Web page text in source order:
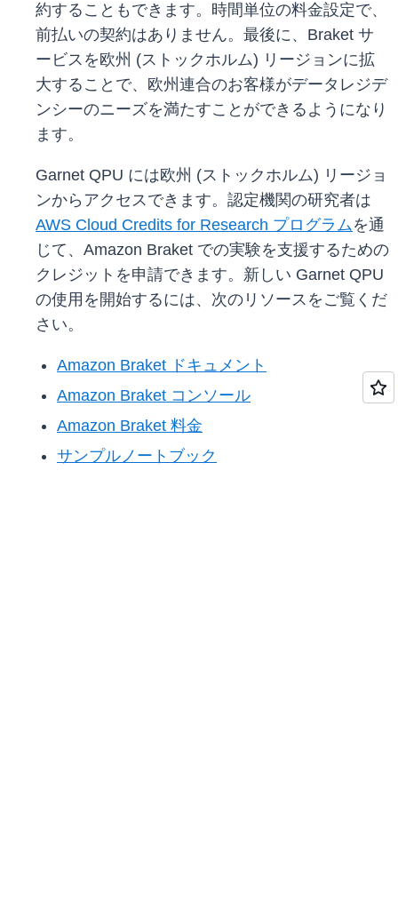
約することもできます。時間単位の料金設定で、
前払いの契約はありません。最後に、Braket サ
ービスを欧州 (ストックホルム) リージョンに拡
大することで、欧州連合のお客様がデータレジデ
ンシーのニーズを満たすことができるようになり
ます。
Garnet QPU には欧州 (ストックホルム) リージョ
ンからアクセスできます。認定機関の研究者は
AWS Cloud Credits for Research プログラムを通
じて、Amazon Braket での実験を支援するための
クレジットを申請できます。新しい Garnet QPU
の使用を開始するには、次のリソースをご覧くだ
さい。
Amazon Braket ドキュメント
Amazon Braket コンソール
Amazon Braket 料金
サンプルノートブック